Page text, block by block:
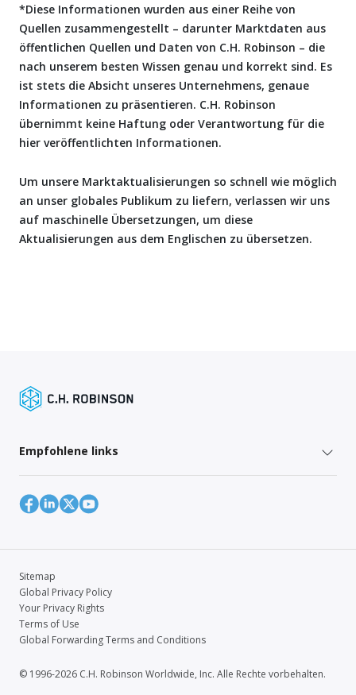
*Diese Informationen wurden aus einer Reihe von
Quellen zusammengestellt – darunter Marktdaten aus
öffentlichen Quellen und Daten von C.H. Robinson – die
nach unserem besten Wissen genau und korrekt sind. Es
ist stets die Absicht unseres Unternehmens, genaue
Informationen zu präsentieren. C.H. Robinson
übernimmt keine Haftung oder Verantwortung für die
hier veröffentlichten Informationen.
Um unsere Marktaktualisierungen so schnell wie möglich
an unser globales Publikum zu liefern, verlassen wir uns
auf maschinelle Übersetzungen, um diese
Aktualisierungen aus dem Englischen zu übersetzen.
Empfohlene links
Sitemap
Global Privacy Policy
Your Privacy Rights
Terms of Use
Global Forwarding Terms and Conditions
© 1996-2026 C.H. Robinson Worldwide, Inc. Alle Rechte vorbehalten.